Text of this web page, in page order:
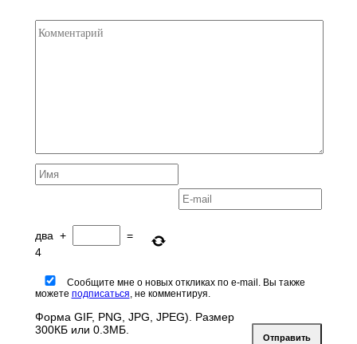
два +
=
4
Сообщите мне о новых откликах по e-mail. Вы также
можете подписаться, не комментируя.
Форма GIF, PNG, JPG, JPEG). Размер
300КБ или 0.3МБ.